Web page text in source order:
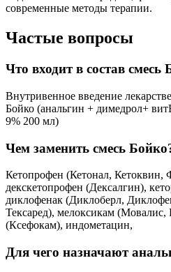
современные методы терапии.
Частые вопросы
Что входит в состав смесь
Внутривенное введение
Бойко (анальгин + димедрол+
9% 200 мл)
Чем заменить смесь
Кетопрофен (Кетонал, Кетоквин,
декскетопрофен (Дексалгин),
диклофенак (Диклоберл,
Тексаред), мелоксикам
(Ксефокам), индометацин,
Для чего назначают